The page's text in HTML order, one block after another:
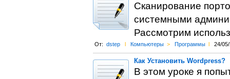
Сканирование
системными
Рассмотрим
От: dstep l Компьютеры > Программы l 24/
Как Установить Wordpress?
В этом уроке я